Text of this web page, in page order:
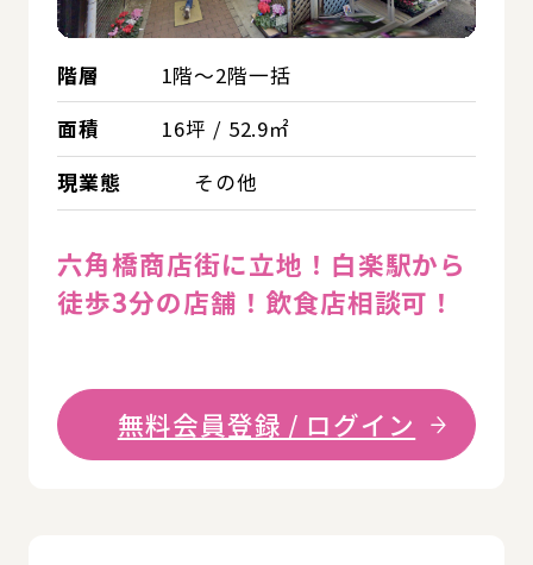
階層
1階～2階一括
面積
16坪 / 52.9㎡
現業態
その他
六角橋商店街に立地！白楽駅から
徒歩3分の店舗！飲食店相談可！
無料会員登録 / ログイン